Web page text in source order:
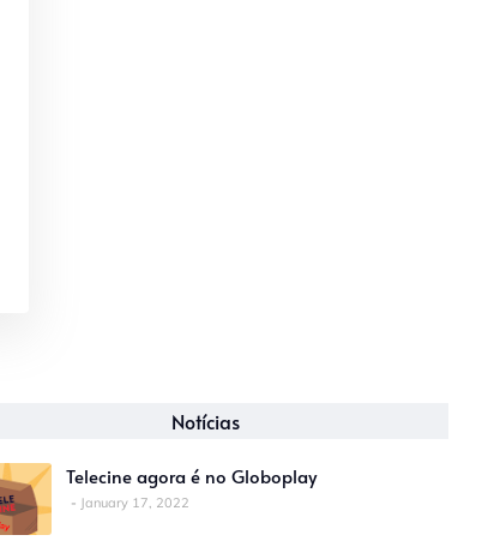
Notícias
Telecine agora é no Globoplay
January 17, 2022